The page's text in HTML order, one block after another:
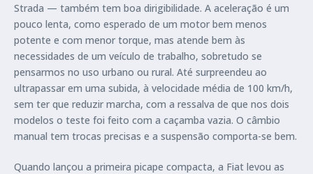
Strada — também tem boa dirigibilidade. A aceleração é um
pouco lenta, como esperado de um motor bem menos
potente e com menor torque, mas atende bem às
necessidades de um veículo de trabalho, sobretudo se
pensarmos no uso urbano ou rural. Até surpreendeu ao
ultrapassar em uma subida, à velocidade média de 100 km/h,
sem ter que reduzir marcha, com a ressalva de que nos dois
modelos o teste foi feito com a caçamba vazia. O câmbio
manual tem trocas precisas e a suspensão comporta-se bem.
Quando lançou a primeira picape compacta, a Fiat levou as